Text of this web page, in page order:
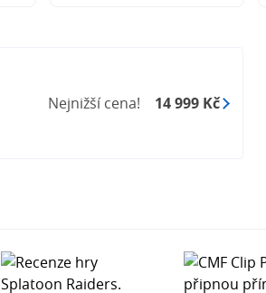
Nejnižší cena! 14 999 Kč